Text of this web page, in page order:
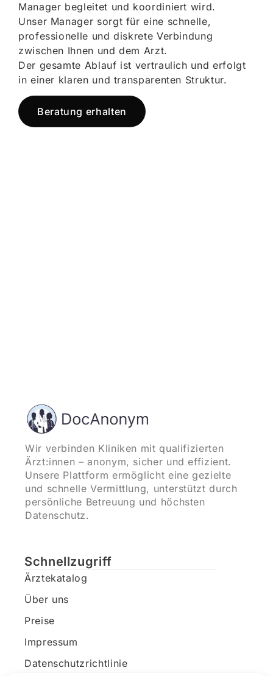
Manager begleitet und koordiniert wird.
Unser Manager sorgt für eine schnelle,
professionelle und diskrete Verbindung
zwischen Ihnen und dem Arzt.
Der gesamte Ablauf ist vertraulich und erfolgt
in einer klaren und transparenten Struktur.
Beratung erhalten
Wir verbinden Kliniken mit qualifizierten
Ärzt:innen – anonym, sicher und effizient.
Unsere Plattform ermöglicht eine gezielte
und schnelle Vermittlung, unterstützt durch
persönliche Betreuung und höchsten
Datenschutz.
Schnellzugriff
Ärztekatalog
Über uns
Preise
Impressum
Datenschutzrichtlinie